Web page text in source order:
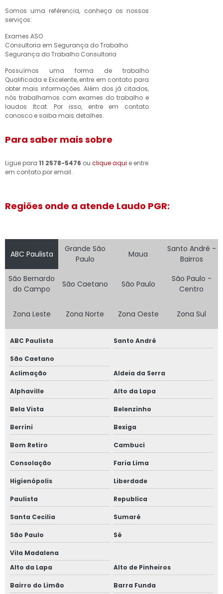
Somos uma refêrencia, conheça os nossos
serviços:
Exames ASO
Consultoria em Segurança do Trabalho
Segurança do Trabalho Consultoria
Possuímos uma forma de trabalho
Qualificada e Excelente, entre em contato para
obter mais informações. Além dos já citados,
nós trabalhamos com exames do trabalho e
laudos ltcat. Por isso, entre em contato
conosco e saiba mais detalhes.
Para saber mais sobre
Ligue para 11 2578-5476 ou clique aqui e entre
em contato por email.
Regiões onde a atende Laudo PGR:
ABC Paulista
Grande São
Paulo
Maua
Santo André -
Bairros
São Bernardo
do Campo
São Caetano São Paulo
São Paulo -
Centro
Zona Leste Zona Norte Zona Oeste Zona Sul
ABC Paulista Santo André
São Caetano
Aclimação
Aldeia da Serra
Alphaville Alto da Lapa
Bela Vista Belenzinho
Berrini Bexiga
Bom Retiro Cambuci
Consolação Faria Lima
Higienópolis Liberdade
Paulista Republica
Santa Cecilia Sumaré
São Paulo Sé
Vila Madalena
Alto da Lapa
Alto de Pinheiros
Bairro do Limão Barra Funda